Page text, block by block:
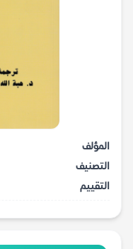
المؤلف
التصنيف
التقييم